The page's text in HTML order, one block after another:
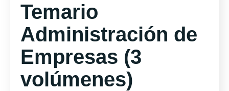
Temario
Administración de
Empresas (3
volúmenes)